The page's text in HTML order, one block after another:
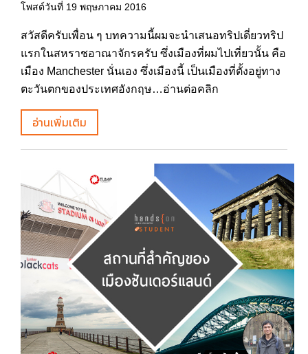
โพสต์วันที่ 19 พฤษภาคม 2016
สวัสดีครับเพื่อน ๆ บทความนี้ผมจะนำเสนอทริปเดี่ยวทริป
แรกในสหราชอาณาจักรครับ ซึ่งเมืองที่ผมไปเที่ยวนั้น คือ
เมือง Manchester นั่นเอง ซึ่งเมืองนี้ เป็นเมืองที่ตั้งอยู่ทาง
ตะวันตกของประเทศอังกฤษ…อ่านต่อคลิก
อ่านเพิ่มเติม